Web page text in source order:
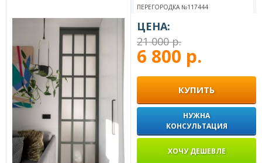
ПЕРЕГОРОДКА №117444
ЦЕНА:
21 000 р.
6 800 р.
КУПИТЬ
НУЖНА
КОНСУЛЬТАЦИЯ
ХОЧУ ДЕШЕВЛЕ